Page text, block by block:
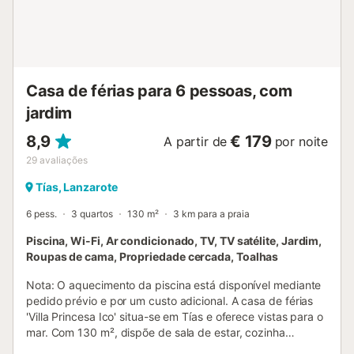
Casa de férias para 6 pessoas, com
jardim
8,9
29 avaliações
A partir de € 179 por noite
Tías, Lanzarote
6 pess. 3 quartos 130 m² 3 km para a praia
Piscina, Wi-Fi, Ar condicionado, TV, TV satélite, Jardim,
Roupas de cama, Propriedade cercada, Toalhas
Nota: O aquecimento da piscina está disponível mediante
pedido prévio e por um custo adicional. A casa de férias
'Villa Princesa Ico' situa-se em Tías e oferece vistas para o
mar. Com 130 m², dispõe de sala de estar, cozinha